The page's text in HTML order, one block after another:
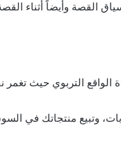
القصة وأيضاً أثناء
وتبيع منتجاتك في